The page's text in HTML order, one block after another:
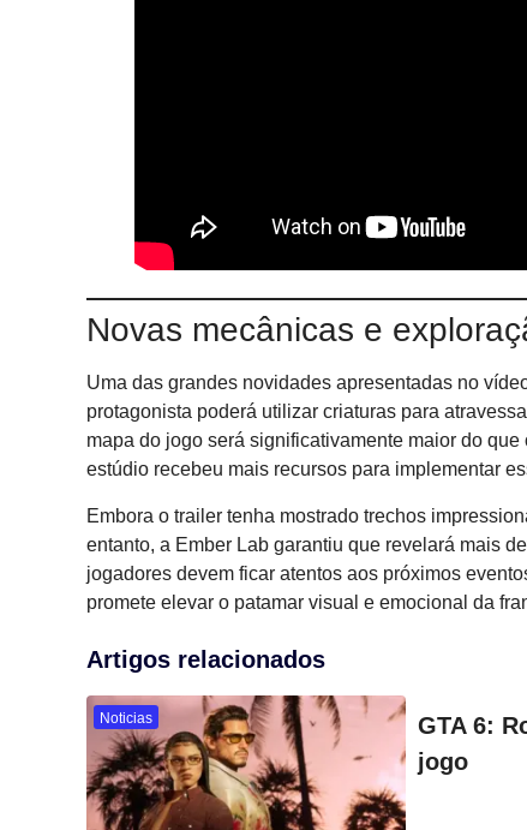
Novas mecânicas e
Uma das grandes novidades apresentadas no
protagonista poderá utilizar criaturas para
mapa do jogo será significativamente maior do que
estúdio recebeu mais recursos para implementar
Embora o trailer tenha mostrado trechos
entanto, a Ember Lab garantiu que revelará mais
jogadores devem ficar atentos aos próximos
promete elevar o patamar visual e emocional da
Artigos relacionados
Noticias
GTA 6:
jogo